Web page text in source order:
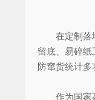
在定制落地
留底、易碎纸
防窜货统计多
作为国家高